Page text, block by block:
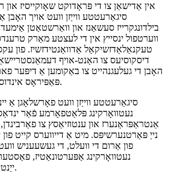
אין אַדישאַן צו די פּראָדוקט שאָוקייסיז און
בילדונגקרייז סעשאַנז און וואַרשטאַטן
ווערטפול ינסייץ אין די לעצטע מאַרק
טעקנאַלאַדזשיקאַל אַדוואַנטידזשיז. פון
דיסקוסיעס צו האַנט-אויף
האָבן די געלעגנהייט צו באַקומען אַ דיפּער
דינאַמיק פון די E- פּאַפּיראָס אינדוסטריע.
נעטוואָרקינג פּלאַטפאָרמע פֿאַר
אַנטראַפּראַנערז און ענטוזיאַסץ צו
נייַ פּאַרטנערשיפּס. מיט אַ דייווערס קייט פון
פון אַרום די וועלט, די געשעעניש
נעטוואָרקינג אַפּערטונאַטיז,
ייַנטיילונג אין די אינדוסטריע.